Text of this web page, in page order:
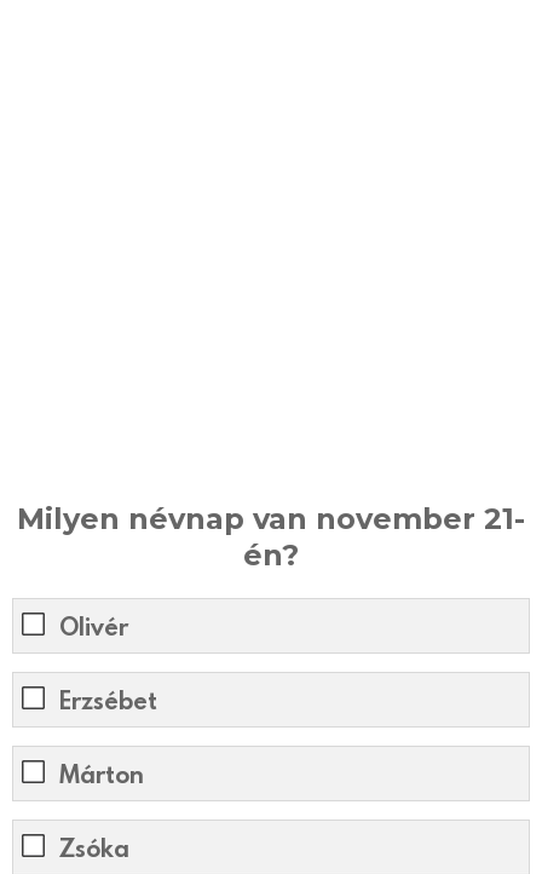
Milyen névnap van november 21-
én?
Olivér
Erzsébet
Márton
Zsóka